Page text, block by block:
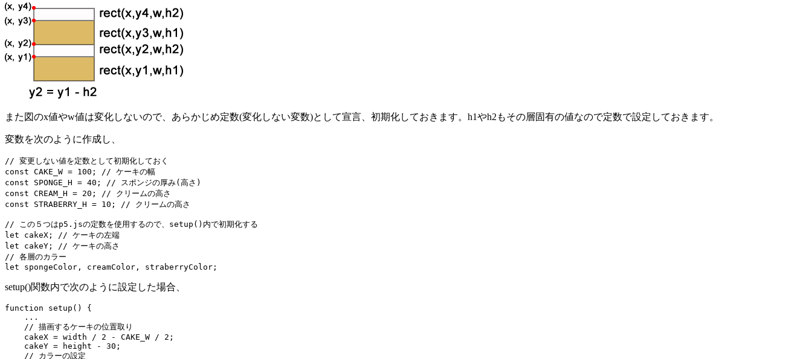
また図のx値やw値は変化しないので、あらかじめ定数(変化しない変数)として宣言、初期化しておきます。h1やh2もその層固有の値なので定数で設定しておきます。
変数を次のように作成し、
// 変更しない値を定数として初期化しておく
const CAKE_W = 100; // ケーキの幅
const SPONGE_H = 40; // スポンジの厚み(高さ)
const CREAM_H = 20; // クリームの高さ
const STRABERRY_H = 10; // クリームの高さ
// この５つはp5.jsの定数を使用するので、setup()内で初期化する
let cakeX; // ケーキの左端
let cakeY; // ケーキの高さ
// 各層のカラー
let spongeColor, creamColor, straberryColor;
setup()関数内で次のように設定した場合、
function setup() {
    ...
    // 描画するケーキの位置取り
    cakeX = width / 2 - CAKE_W / 2;
    cakeY = height - 30;
    // カラーの設定